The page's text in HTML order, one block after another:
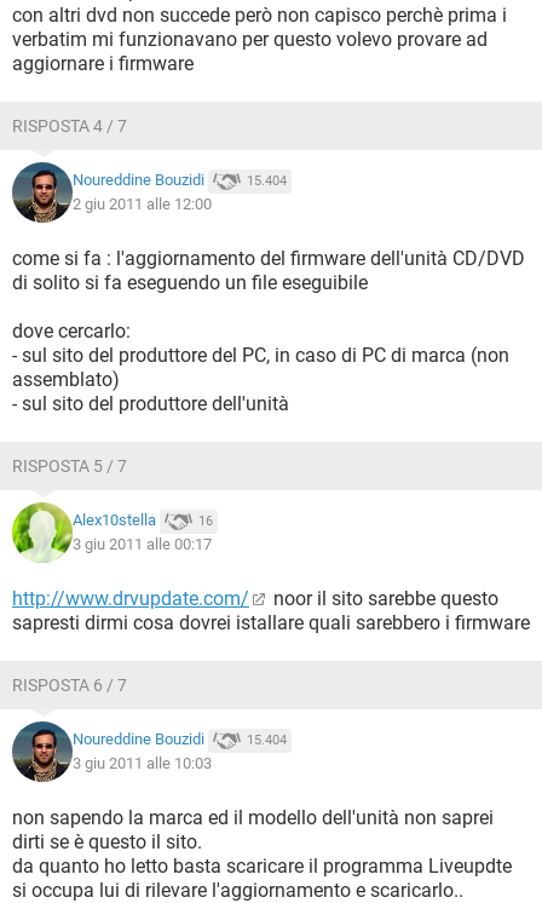
con altri dvd non succede però non capisco perchè prima i
verbatim mi funzionavano per questo volevo provare ad
aggiornare i firmware
RISPOSTA 4 / 7
Noureddine Bouzidi 15.404
2 giu 2011 alle 12:00
come si fa : l'aggiornamento del firmware dell'unità CD/DVD
di solito si fa eseguendo un file eseguibile
dove cercarlo:
- sul sito del produttore del PC, in caso di PC di marca (non
assemblato)
- sul sito del produttore dell'unità
RISPOSTA 5 / 7
Alex10stella 16
3 giu 2011 alle 00:17
http://www.drvupdate.com/
noor il sito sarebbe questo
sapresti dirmi cosa dovrei istallare quali sarebbero i firmware
RISPOSTA 6 / 7
Noureddine Bouzidi 15.404
3 giu 2011 alle 10:03
non sapendo la marca ed il modello dell'unità non saprei
dirti se è questo il sito.
da quanto ho letto basta scaricare il programma Liveupdte
si occupa lui di rilevare l'aggiornamento e scaricarlo..